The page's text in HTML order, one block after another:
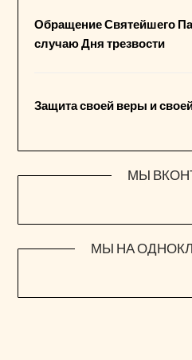
Обращение Святейшего
случаю Дня трезвости
Защита своей веры и
МЫ
МЫ НА